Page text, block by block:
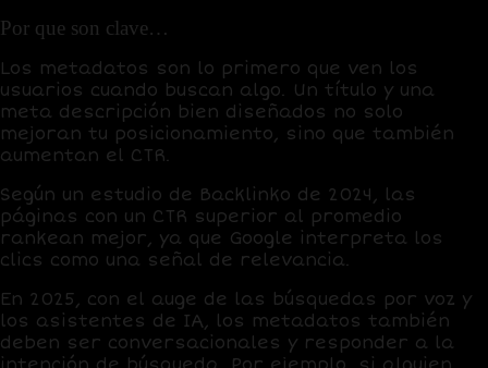
Por que son clave…
Los metadatos son lo primero que ven los
usuarios cuando buscan algo. Un título y una
meta descripción bien diseñados no solo
mejoran tu posicionamiento, sino que también
aumentan el CTR.
Según un estudio de Backlinko de 2024, las
páginas con un CTR superior al promedio
rankean mejor, ya que Google interpreta los
clics como una señal de relevancia.
En 2025, con el auge de las búsquedas por voz y
los asistentes de IA, los metadatos también
deben ser conversacionales y responder a la